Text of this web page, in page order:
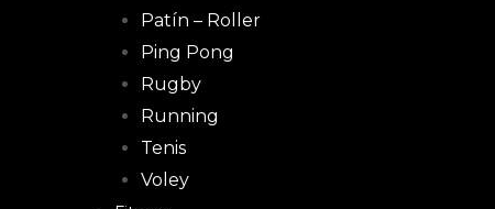
Patín – Roller
Ping Pong
Rugby
Running
Tenis
Voley